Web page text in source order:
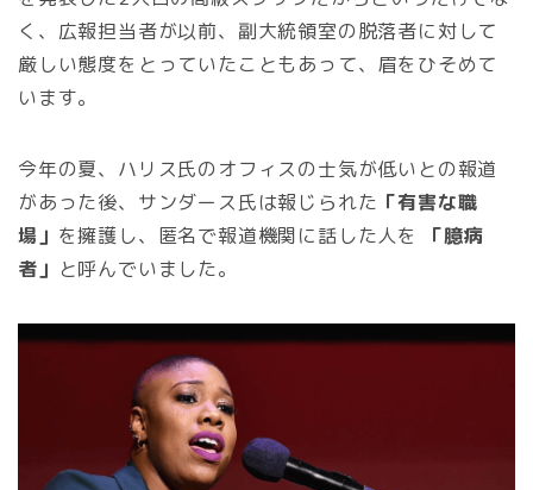
く、広報担当者が以前、副大統領室の脱落者に対して
厳しい態度をとっていたこともあって、眉をひそめて
います。
今年の夏、ハリス氏のオフィスの士気が低いとの報道
があった後、サンダース氏は報じられた 「有害な職
場」 を擁護し、匿名で報道機関に話した人を
「臆病
者」 と呼んでいました。